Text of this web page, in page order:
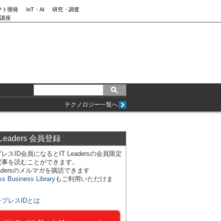
ト開発 IoT・AI
研究・調査
座
テクノロジー一覧へ
会員登録
スID会員になるとIT Leadersの会員限定
を読むことができます。
のメルマガを購読できます
Business Libraryもご利用いただけま
プレスIDとは